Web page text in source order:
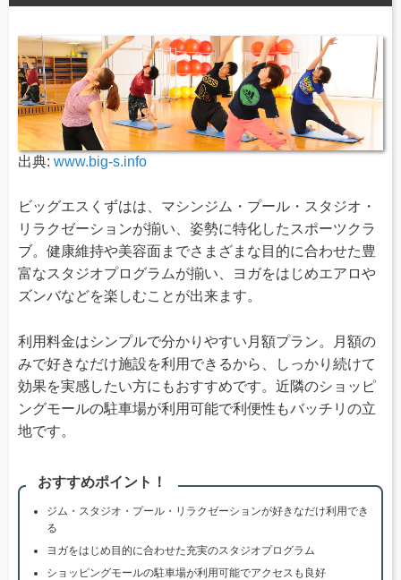
出典: www.big-s.info
ビッグエスくずはは、マシンジム・プール・スタジオ・
リラクゼーションが揃い、姿勢に特化したスポーツクラ
ブ。健康維持や美容面までさまざまな目的に合わせた豊
富なスタジオプログラムが揃い、ヨガをはじめエアロや
ズンバなどを楽しむことが出来ます。
利用料金はシンプルで分かりやすい月額プラン。月額の
みで好きなだけ施設を利用できるから、しっかり続けて
効果を実感したい方にもおすすめです。近隣のショッピ
ングモールの駐車場が利用可能で利便性もバッチリの立
地です。
おすすめポイント！
ジム・スタジオ・プール・リラクゼーションが好きなだけ利用でき
る
ヨガをはじめ目的に合わせた充実のスタジオプログラム
ショッピングモールの駐車場が利用可能でアクセスも良好